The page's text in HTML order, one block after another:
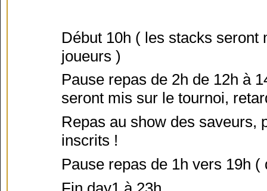
Début 10h ( les stacks
joueurs )
Pause repas de 2h de 12h à
seront mis sur le tournoi,
Repas au show des saveurs,
inscrits !
Pause repas de 1h vers 19h